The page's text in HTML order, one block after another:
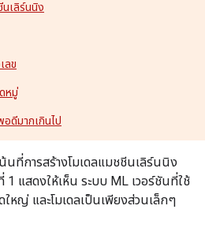
เลิร์นนิง
ลข
หมู่
อดีมากเกินไป
ที่การสร้างโมเดลแมชชีนเลิร์นนิง
1 แสดงให้เห็น ระบบ ML เวอร์ชันที่ใช้
หญ่ และโมเดลเป็นเพียงส่วนเล็กๆ